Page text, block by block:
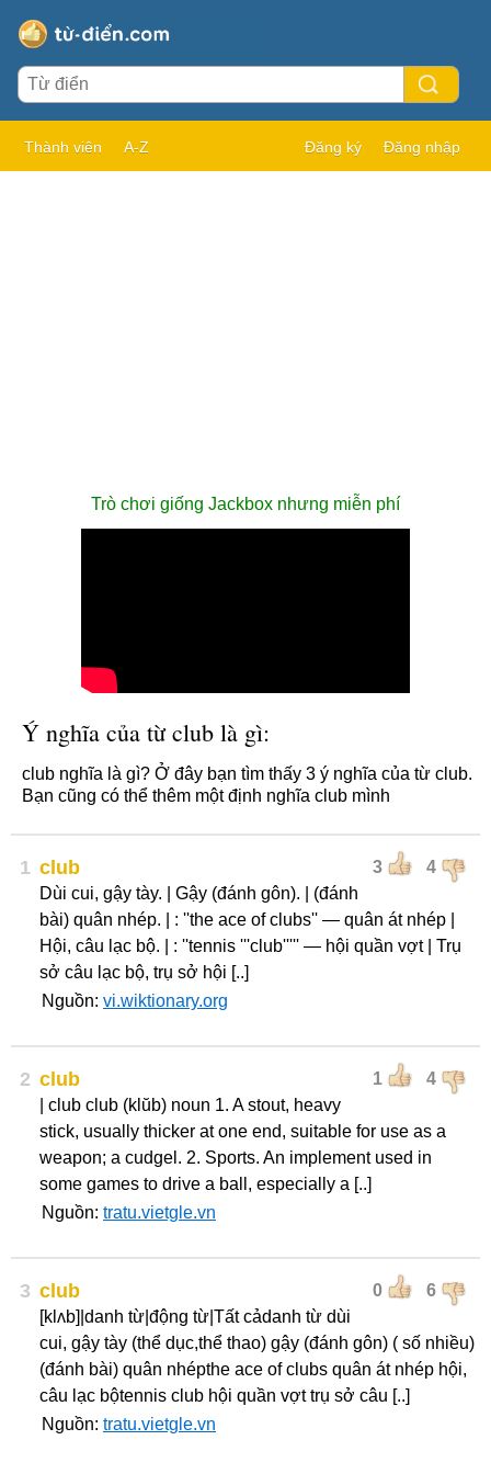
Thành viên A-Z Đăng ký Đăng nhập
Trò chơi giống Jackbox nhưng miễn phí
Ý nghĩa của từ club là gì:
club nghĩa là gì? Ở đây bạn tìm thấy 3 ý nghĩa của từ club.
Bạn cũng có thể thêm một định nghĩa club mình
1 3 4
club
Dùi cui, gậy tày. | Gậy (đánh gôn). | (đánh
bài) quân nhép. | : ''the ace of clubs'' — quân át nhép |
Hội, câu lạc bộ. | : ''tennis '''club''''' — hội quần vợt | Trụ
sở câu lạc bộ, trụ sở hội [..]
Nguồn: vi.wiktionary.org
2 1 4
club
| club club (klŭb) noun 1. A stout, heavy
stick, usually thicker at one end, suitable for use as a
weapon; a cudgel. 2. Sports. An implement used in
some games to drive a ball, especially a [..]
Nguồn: tratu.vietgle.vn
3 0 6
club
[klʌb]|danh từ|động từ|Tất cảdanh từ dùi
cui, gậy tày (thể dục,thể thao) gậy (đánh gôn) ( số nhiều)
(đánh bài) quân nhépthe ace of clubs quân át nhép hội,
câu lạc bộtennis club hội quần vợt trụ sở câu [..]
Nguồn: tratu.vietgle.vn